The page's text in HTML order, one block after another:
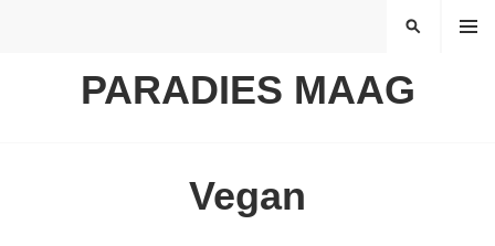
PARADIES MAAG
MENÜ
SUCHEN
Vegan